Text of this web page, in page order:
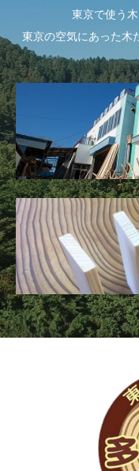
東京で使う
東京の空気にあった木